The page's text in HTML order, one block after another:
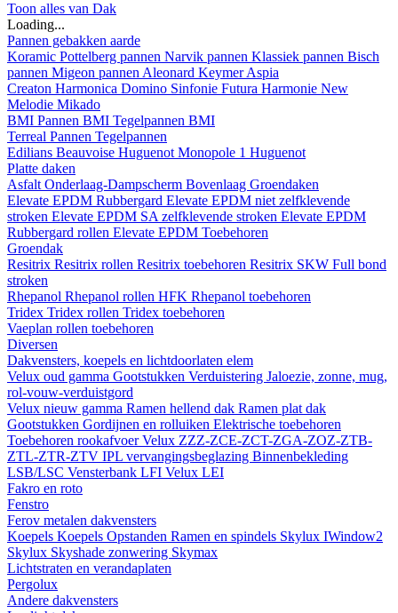
Toon alles van Dak
Loading...
Pannen gebakken aarde
Koramic Pottelberg pannen Narvik pannen Klassiek pannen Bisch
pannen Migeon pannen Aleonard KeymerAspia
Creaton Harmonica Domino Sinfonie Futura Harmonie New
Melodie Mikado
BMI Pannen BMI Tegelpannen BMI
Terreal Pannen Tegelpannen
Edilians Beauvoise Huguenot Monopole 1 Huguenot
Platte daken
Asfalt Onderlaag-Dampscherm Bovenlaag Groendaken
Elevate EPDM Rubbergard Elevate EPDM niet zelfklevende
stroken Elevate EPDM SA zelfklevende stroken Elevate EPDM
Rubbergard rollen Elevate EPDM Toebehoren
Groendak
Resitrix Resitrix rollen Resitrix toebehoren Resitrix SKW Full bond
stroken
Rhepanol Rhepanol rollen HFK Rhepanol toebehoren
Tridex Tridex rollen Tridex toebehoren
Vaeplan rollen toebehoren
Diversen
Dakvensters, koepels en lichtdoorlaten elem
Velux oud gamma Gootstukken Verduistering Jaloezie, zonne, mug,
rol-vouw-verduistgord
Velux nieuw gamma Ramen hellend dak Ramen plat dak
Gootstukken Gordijnen en rolluiken Elektrische toebehoren
Toebehoren rookafvoerVelux ZZZ-ZCE-ZCT-ZGA-ZOZ-ZTB-
ZTL-ZTR-ZTV IPL vervangingsbeglazing Binnenbekleding
LSB/LSC Vensterbank LFI Velux LEI
Fakro en roto
Fenstro
Ferov metalen dakvensters
Koepels Koepels Opstanden Ramen en spindels Skylux IWindow2
Skylux Skyshade zonwering Skymax
Lichtstraten en verandaplaten
Pergolux
Andere dakvensters